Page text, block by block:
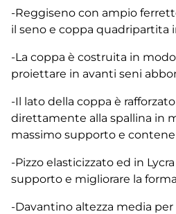
-Reggiseno con ampio
il seno e coppa quadripartita
-La coppa è costruita in
proiettare in avanti seni
-Il lato della coppa è
direttamente alla spallina in
massimo supporto e
-Pizzo elasticizzato ed in
supporto e migliorare la
-Davantino altezza media